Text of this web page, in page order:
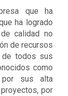
que ha
ha logrado
calidad no
de recursos
de todos sus
como
por sus alta
por